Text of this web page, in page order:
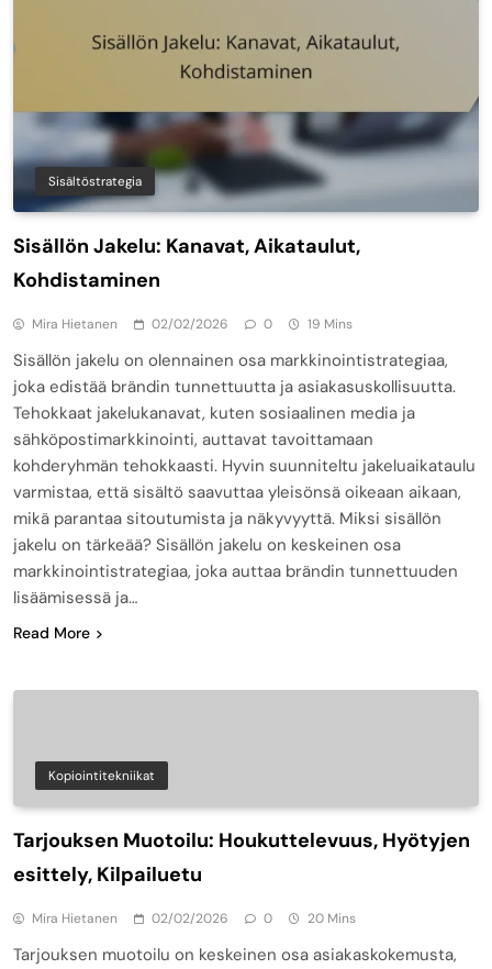
Sisältöstrategia
Sisällön Jakelu: Kanavat, Aikataulut,
Kohdistaminen
Mira Hietanen 02/02/2026 0 19 Mins
Sisällön jakelu on olennainen osa markkinointistrategiaa,
joka edistää brändin tunnettuutta ja asiakasuskollisuutta.
Tehokkaat jakelukanavat, kuten sosiaalinen media ja
sähköpostimarkkinointi, auttavat tavoittamaan
kohderyhmän tehokkaasti. Hyvin suunniteltu jakeluaikataulu
varmistaa, että sisältö saavuttaa yleisönsä oikeaan aikaan,
mikä parantaa sitoutumista ja näkyvyyttä. Miksi sisällön
jakelu on tärkeää? Sisällön jakelu on keskeinen osa
markkinointistrategiaa, joka auttaa brändin tunnettuuden
lisäämisessä ja…
Read More
Kopiointitekniikat
Tarjouksen Muotoilu: Houkuttelevuus, Hyötyjen
esittely, Kilpailuetu
Mira Hietanen 02/02/2026 0 20 Mins
Tarjouksen muotoilu on keskeinen osa asiakaskokemusta,